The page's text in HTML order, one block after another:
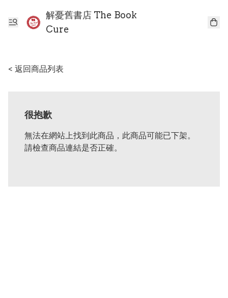
解憂舊書店 The Book
Cure
< 返回商品列表
很抱歉
無法在網站上找到此商品，此商品可能已下架。
請檢查商品連結是否正確。